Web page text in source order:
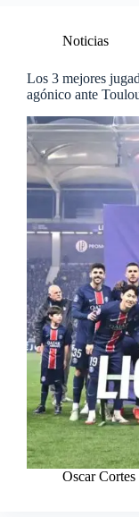
Noticias
Los 3 mejores
agónico ante
Oscar Cortes